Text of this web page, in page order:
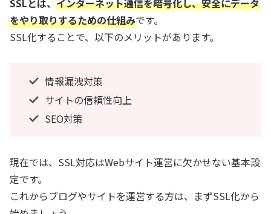
SSLとは、 インターネット通信を暗号化し、安全にデータ
をやり取りするための仕組みです。
SSL化することで、以下のメリットがあります。
情報漏洩対策
サイトの信頼性向上
SEO対策
現在では、SSL対応はWebサイト運営に欠かせない基本設
定です。
これからブログやサイトを運営する方は、まずSSL化から